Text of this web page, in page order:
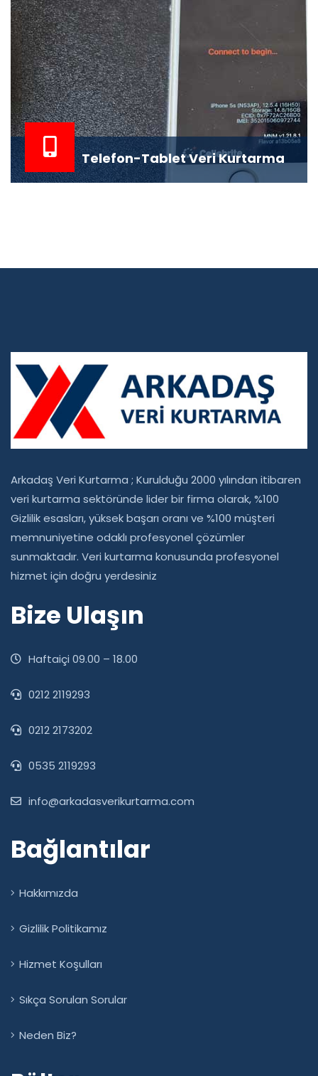
Telefon-Tablet Veri Kurtarma
Arkadaş Veri Kurtarma ; Kurulduğu 2000 yılından itibaren
veri kurtarma sektöründe lider bir firma olarak, %100
Gizlilik esasları, yüksek başarı oranı ve %100 müşteri
memnuniyetine odaklı profesyonel çözümler
sunmaktadır. Veri kurtarma konusunda profesyonel
hizmet için doğru yerdesiniz
Bize Ulaşın
Haftaiçi 09.00 – 18.00
0212 2119293
0212 2173202
0535 2119293
info@arkadasverikurtarma.com
Bağlantılar
Hakkımızda
Gizlilik Politikamız
Hizmet Koşulları
Sıkça Sorulan Sorular
Neden Biz?